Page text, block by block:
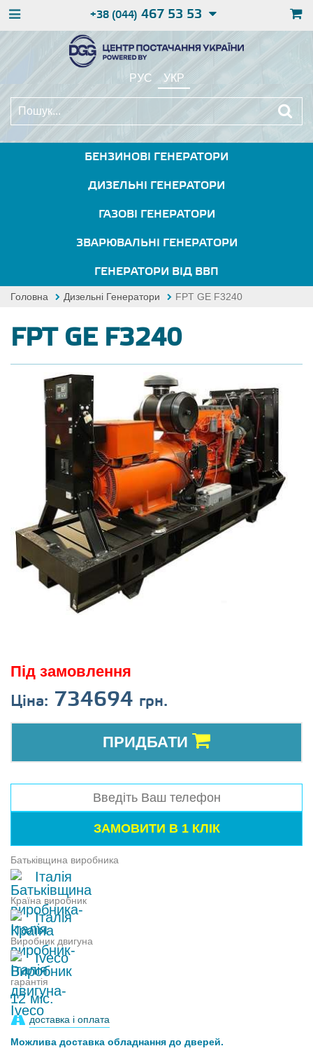
+38 (044) 467 53 53
РУС УКР
БЕНЗИНОВІ ГЕНЕРАТОРИ
ДИЗЕЛЬНІ ГЕНЕРАТОРИ
ГАЗОВІ ГЕНЕРАТОРИ
ЗВАРЮВАЛЬНІ ГЕНЕРАТОРИ
ГЕНЕРАТОРИ ВІД ВВП
Головна Дизельні Генератори FPT GE F3240
FPT GE F3240
Під замовлення
Ціна: 734694 грн.
ПРИДБАТИ
Батьківщина виробника
Італія
Країна виробник
Італія
Виробник двигуна
Iveco
гарантія
12 міс.
доставка і оплата
Можлива доставка обладнання до дверей.